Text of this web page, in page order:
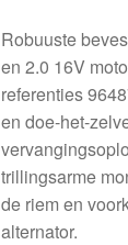
Robuuste
en 2.0 16V
referenties
en doe-het-
trillingsarme
de riem en
alternator.